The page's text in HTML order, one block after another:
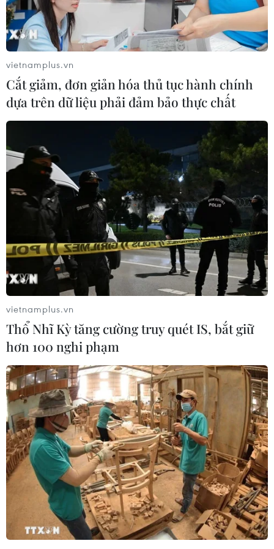
Thành lập Hội đồng cấp Nhà nước
xét tặng các giải thưởng khoa học và
công nghệ
06/08/2026 14:19
Đến năm 2030, Việt Nam làm chủ ít
06/08/2026 12:58
Trung Quốc vận hành giàn phát điện
gió nổi đầu tiên chịu được bão cấp 17
06/08/2026 11:20
Cao điểm "100 ngày chuyển đổi số":
Chuyển động từ cơ sở
06/08/2026 09:48
Israel và Việt Nam hợp tác trong
ngành bán dẫn và công nghệ cao
06/08/2026 09:40
Meta tung công cụ AI lập trình tự
động cho nhà phát triển
06/08/2026 06:40
Doanh thu AI của Microsoft phụ
vietnamplus.vn
Cắt giảm, đơn giản hóa thủ tục hành chính
dựa trên dữ liệu phải đảm bảo thực chất
vietnamplus.vn
Thổ Nhĩ Kỳ tăng cường truy quét IS, bắt giữ
hơn 100 nghi phạm